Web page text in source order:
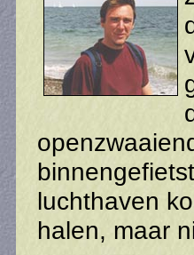
luchthaven
halen, maar